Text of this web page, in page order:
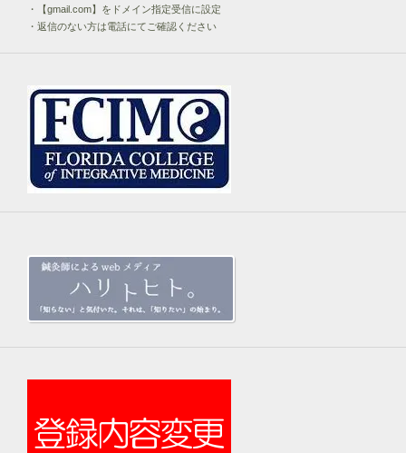
・【gmail.com】をドメイン指定受信に設定
・返信のない方は電話にてご確認ください